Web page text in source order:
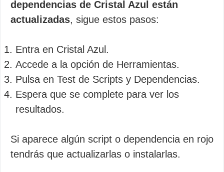
dependencias de Cristal Azul están
actualizadas, sigue estos pasos:
Entra en Cristal Azul.
Accede a la opción de Herramientas.
Pulsa en Test de Scripts y Dependencias.
Espera que se complete para ver los
resultados.
Si aparece algún script o dependencia en rojo
tendrás que actualizarlas o instalarlas.